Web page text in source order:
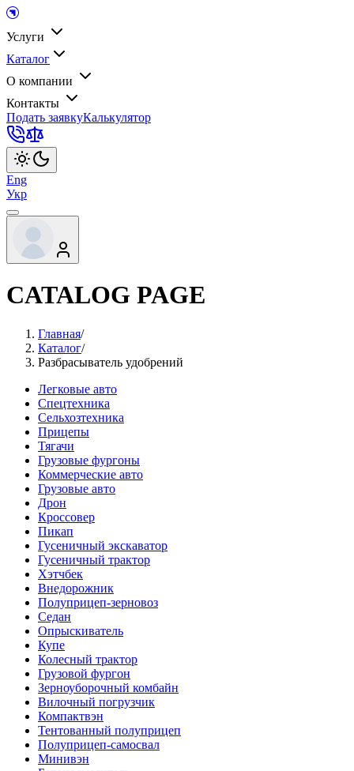
Услуги
Каталог
О компании
Контакты
Подать заявкуКалькулятор
Eng
Укр
CATALOG PAGE
Главная/
Каталог/
Разбрасыватель удобрений
Легковые авто
Спецтехника
Сельхозтехника
Прицепы
Тягачи
Грузовые фургоны
Коммерческие авто
Грузовые авто
Дрон
Кроссовер
Пикап
Гусеничный экскаватор
Гусеничный трактор
Хэтчбек
Внедорожник
Полуприцеп-зерновоз
Седан
Опрыскиватель
Купе
Колесный трактор
Грузовой фургон
Зерноуборочный комбайн
Вилочный погрузчик
Компактвэн
Тентованный полуприцеп
Полуприцеп-самосвал
Минивэн